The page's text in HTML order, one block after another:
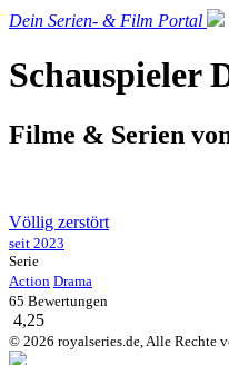
Dein Serien- & Film Portal
Schauspieler
Filme & Serien
Völlig zerstört
seit 2023
Serie
Action Drama
65 Bewertungen
4,25
© 2026 royalseries.de, Alle Rechte